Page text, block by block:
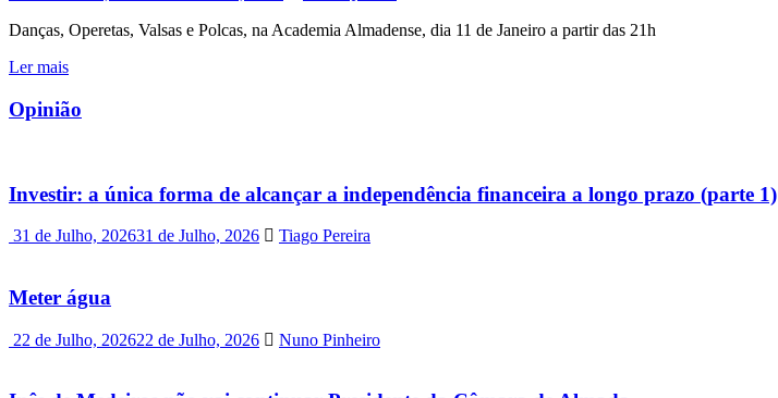
Danças, Operetas, Valsas e Polcas, na Academia Almadense, dia 11 de Janeiro a partir das 21h
Ler mais
Opinião
Investir: a única forma de alcançar a independência financeira a longo prazo (parte 1)
31 de Julho, 202631 de Julho, 2026 Tiago Pereira
Meter água
22 de Julho, 202622 de Julho, 2026 Nuno Pinheiro